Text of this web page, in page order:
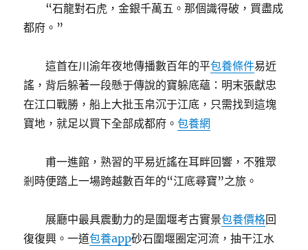
“石龍對石虎，金銀千萬五。那個識得破，買盡成
都府。”
這首在川渝年夜地傳播數百年的平包養條件易近
謠，背后躲著一段懸于傳說的寶躲底蘊：明末張獻忠
在江口戰勝，船上大批玉帛沉于江底，只需找到這塊
寶地，就足以買下全部成都府。包養網
甫一進館，熟習的平易近謠在耳畔回響，不雅眾
剎時便踏上一場跨越數百年的“江底尋寶”之旅。
展廳中最具震動力的是圍堰考古實景包養價格回
復復興。一道包養app砂石圍堰圈定河流，抽干江水